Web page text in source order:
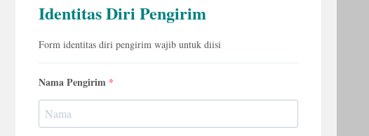
Identitas Diri Pengirim
Form identitas diri pengirim wajib untuk diisi
Nama Pengirim